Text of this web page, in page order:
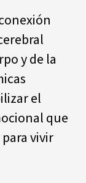
y de la
el
que
vivir